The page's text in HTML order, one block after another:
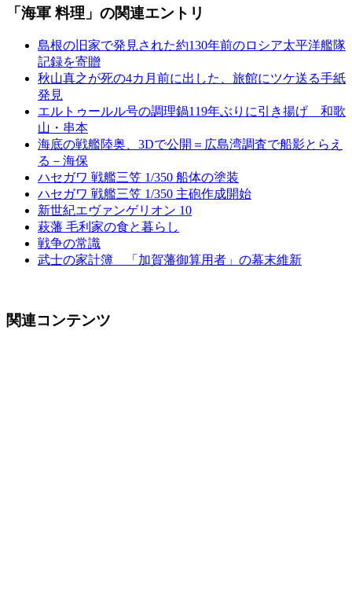
「海軍 料理」の関連エントリ
島根の旧家で発見された約130年前のロシア太平洋艦隊
記録を寄贈
秋山真之が死の4カ月前に出した、旅館にツケ送る手紙
発見
エルトゥールル号の調理鍋119年ぶりに引き揚げ 和歌
山・串本
海底の戦艦陸奥、3Dで公開＝広島湾調査で船影とらえ
る－海保
ハセガワ 戦艦三笠 1/350 船体の塗装
ハセガワ 戦艦三笠 1/350 主砲作成開始
新世紀エヴァンゲリオン 10
萩藩 毛利家の食と暮らし
戦争の常識
武士の家計簿 「加賀藩御算用者」の幕末維新
関連コンテンツ